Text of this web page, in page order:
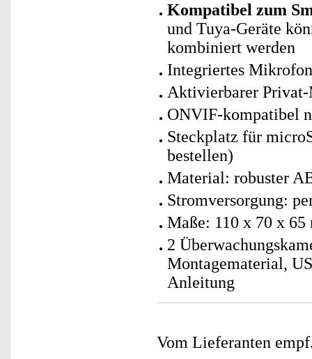
Kompatibel zum
und Tuya-Geräte
kombiniert werden
Integriertes
Aktivierbarer Privat-
ONVIF-kompatibel
Steckplatz für
bestellen)
Material: robuster
Stromversorgung:
Maße: 110 x 70 x
2
Montagematerial,
Anleitung
Vom Lieferanten